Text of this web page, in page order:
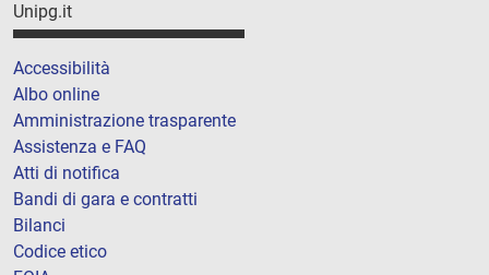
Unipg.it
Accessibilità
Albo online
Amministrazione trasparente
Assistenza e FAQ
Atti di notifica
Bandi di gara e contratti
Bilanci
Codice etico